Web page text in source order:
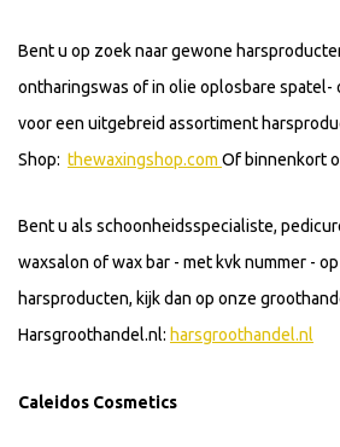
Bent u op zoek naar gewone
ontharingswas of in olie oplosbare spatel-
voor een uitgebreid assortiment
Shop: thewaxingshop.com Of binnenkort
Bent u als schoonheidsspecialiste,
waxsalon of wax bar - met kvk nummer -
harsproducten, kijk dan op onze
Harsgroothandel.nl: harsgroothandel.nl
Caleidos Cosmetics